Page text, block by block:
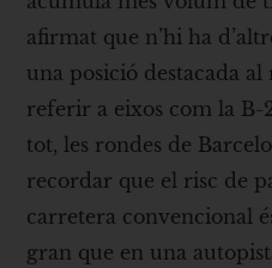
afirmat que n’hi ha
una posició destacada
referir a eixos com la B-
tot, les rondes de
recordar que el risc de
carretera convencional
gran que en una